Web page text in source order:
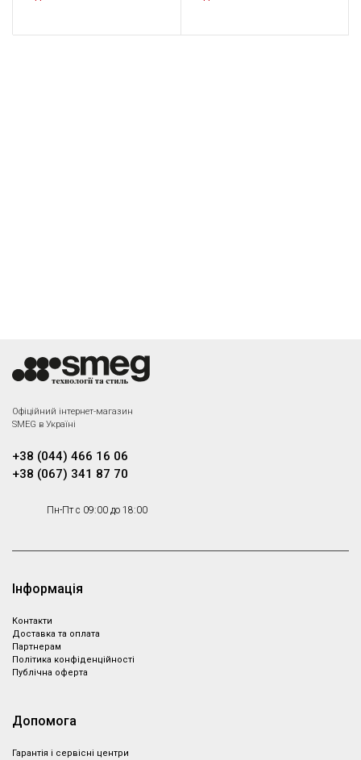
Офіційний інтернет-магазин
SMEG в Україні
+38 (044) 466 16 06
+38 (067) 341 87 70
Пн-Пт с 09:00 до 18:00
Інформація
Контакти
Доставка та оплата
Партнeрам
Політика конфіденційності
Публічна оферта
Допомога
Гарантія і сервісні центри